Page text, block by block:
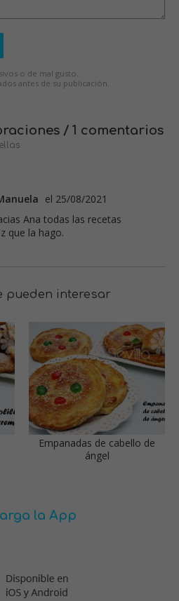
o de mal gusto.
antes de su publicación.
/ 1 comentarios
el 25/08/2021
Ana todas las recetas
que la hago.
pueden interesar
Empanadas de cabello de
ángel
la App